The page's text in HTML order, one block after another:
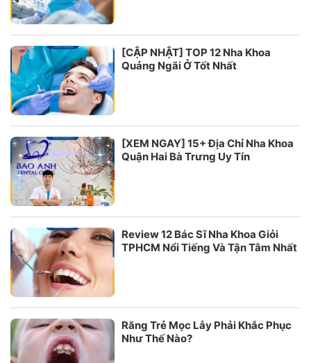
[CẬP NHẬT] TOP 12 Nha Khoa
Quảng Ngãi Ở Tốt Nhất
[XEM NGAY] 15+ Địa Chỉ Nha Khoa
Quận Hai Bà Trưng Uy Tín
Review 12 Bác Sĩ Nha Khoa Giỏi
TPHCM Nổi Tiếng Và Tận Tâm Nhất
Răng Trẻ Mọc Lẫy Phải Khắc Phục
Như Thế Nào?